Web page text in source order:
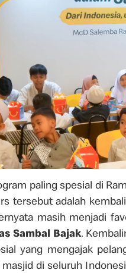
paling spesial di
tersebut adalah
masih menjadi
Sambal Bajak.
yang mengajak
di seluruh